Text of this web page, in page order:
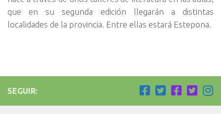
que en su segunda edición llegarán a distintas
localidades de la provincia. Entre ellas estará Estepona.
SEGUIR: